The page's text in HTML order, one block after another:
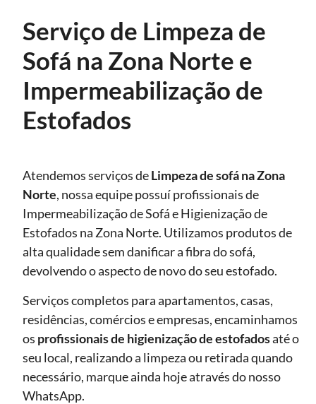
Serviço de Limpeza de
Sofá na Zona Norte e
Impermeabilização de
Estofados
Atendemos serviços deLimpeza de sofána Zona
Norte, nossa equipe possuí profissionais de
Impermeabilização de Sofá e Higienização de
Estofados na Zona Norte. Utilizamos produtos de
alta qualidade sem danificar a fibra do sofá,
devolvendo o aspecto de novo do seu estofado.
Serviços completos para apartamentos, casas,
residências, comércios e empresas, encaminhamos
os profissionais de higienização de estofadosaté o
seu local, realizando a limpeza ou retirada quando
necessário, marque ainda hoje através do nosso
WhatsApp.